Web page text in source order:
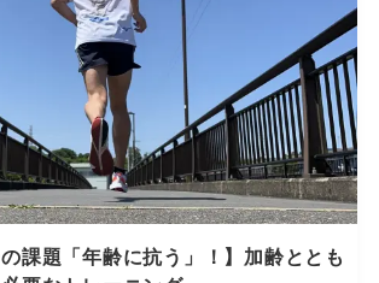
方動画
楽しむ
の課題「年齢に抗う」！】加齢ととも